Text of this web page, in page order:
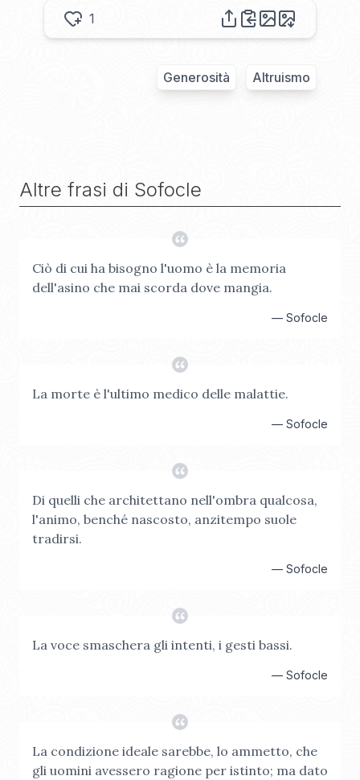
1
Generosità Altruismo
Altre frasi di Sofocle
Ciò di cui ha bisogno l'uomo è la memoria
dell'asino che mai scorda dove mangia.
— Sofocle
La morte è l'ultimo medico delle malattie.
— Sofocle
Di quelli che architettano nell'ombra qualcosa,
l'animo, benché nascosto, anzitempo suole
tradirsi.
— Sofocle
La voce smaschera gli intenti, i gesti bassi.
— Sofocle
La condizione ideale sarebbe, lo ammetto, che
gli uomini avessero ragione per istinto; ma dato